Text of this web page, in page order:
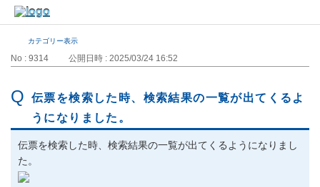
カテゴリー表示
No : 9314 公開日時 : 2025/03/24 16:52
伝票を検索した時、検索結果の一覧が出てくるよ
うになりました。
伝票を検索した時、検索結果の一覧が出てくるようになりまし
た。